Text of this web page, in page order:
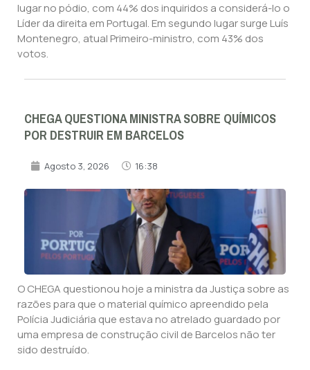
lugar no pódio, com 44% dos inquiridos a considerá-lo o
Líder da direita em Portugal. Em segundo lugar surge Luís
Montenegro, atual Primeiro-ministro, com 43% dos
votos.
CHEGA QUESTIONA MINISTRA SOBRE QUÍMICOS
POR DESTRUIR EM BARCELOS
Agosto 3, 2026 16:38
O CHEGA questionou hoje a ministra da Justiça sobre as
razões para que o material químico apreendido pela
Polícia Judiciária que estava no atrelado guardado por
uma empresa de construção civil de Barcelos não ter
sido destruído.